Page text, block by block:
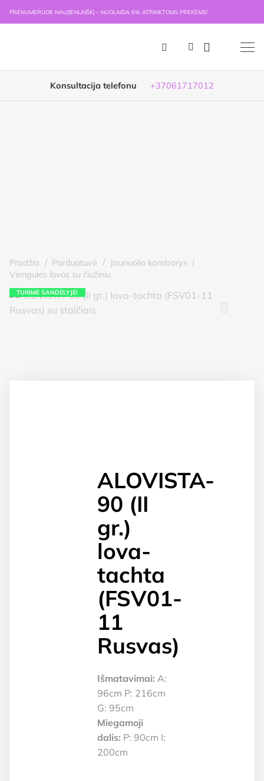
PRENUMERUOK NAUJIENLAIŠKĮ – NUOLAIDA 5% ATRINKTOMS PREKĖMS!
Konsultacija telefonu +37061717012
Pradžia / Parduotuvė / Jaunuolio kambarys /
Viengules lovos su čiužiniu
TURIME SANDĖLYJE!
ALOVISTA-
90 (II
gr.)
lova-
tachta
(FSV01-
11
Rusvas)
Išmatavimai: A:
96cm P: 216cm
G: 95cm
Miegamoji
dalis: P: 90cm I:
200cm